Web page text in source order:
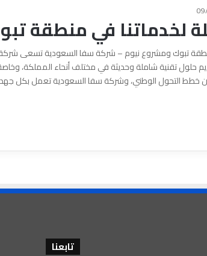
لخدماتنا في منطقة
تبوك ومشروع نيوم – شركة سفا السعودية تسعى
خلال تقديم حلول تقنية شاملة وحديثة في مختلف أنحاء
خطط التحول الوطني، وشركة سفا السعودية تعمل بكل جهدها
تابعنا